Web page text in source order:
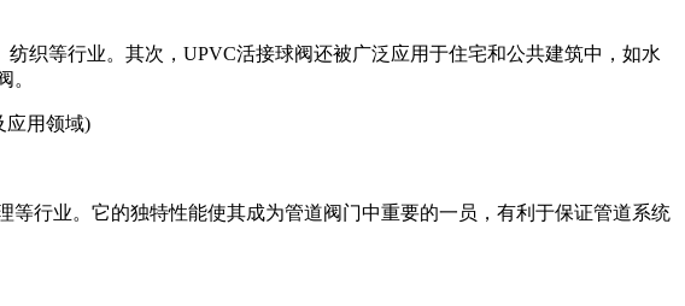
织等行业。其次，UPVC活接球阀还被广泛应用于住宅和公共建筑中，如水
。
行业。它的独特性能使其成为管道阀门中重要的一员，有利于保证管道系统